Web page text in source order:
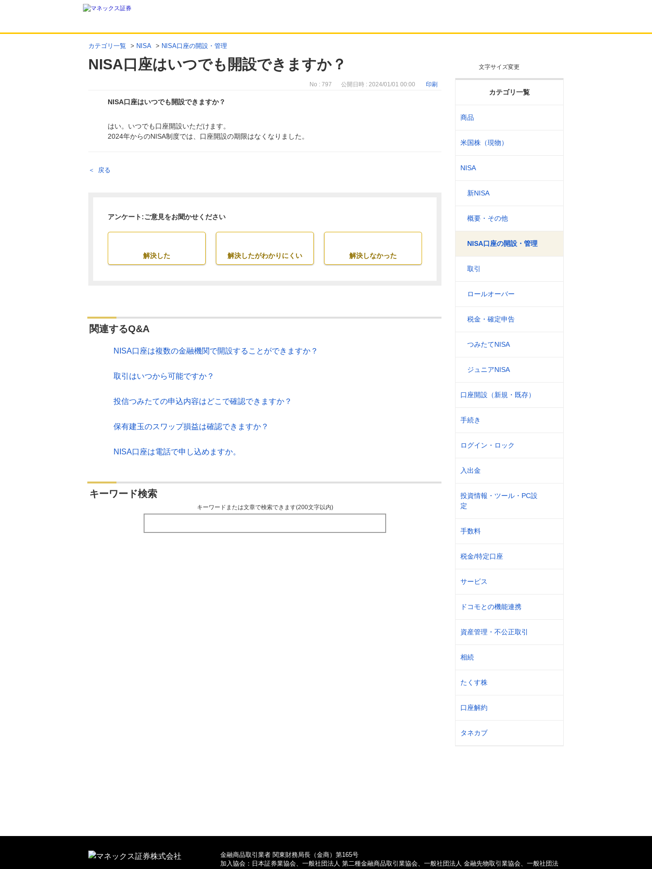
カテゴリ一覧 > NISA > NISA口座の開設・管理
NISA口座はいつでも開設できますか？ 文字サイズ変更
カテゴリ一覧
商品
米国株（現物）
NISA
新NISA
概要・その他
NISA口座の開設・管理
取引
ロールオーバー
税金・確定申告
つみたてNISA
ジュニアNISA
口座開設（新規・既存）
手続き
ログイン・ロック
入出金
投資情報・ツール・PC設
定
手数料
税金/特定口座
サービス
ドコモとの機能連携
資産管理・不公正取引
相続
たくす株
口座解約
タネカブ
No : 797 公開日時 : 2024/01/01 00:00 印刷
NISA口座はいつでも開設できますか？
回答
はい。いつでも口座開設いただけます。
2024年からのNISA制度では、口座開設の期限はなくなりました。
戻る
アンケート:ご意見をお聞かせください
解決した 解決したがわかりにくい 解決しなかった
関連するQ&A
NISA口座は複数の金融機関で開設することができますか？
取引はいつから可能ですか？
投信つみたての申込内容はどこで確認できますか？
保有建玉のスワップ損益は確認できますか？
NISA口座は電話で申し込めますか。
キーワード検索
キーワードまたは文章で検索できます(200文字以内)
金融商品取引業者 関東財務局長（金商）第165号
加入協会：日本証券業協会、一般社団法人 第二種金融商品取引業協会、一般社団法人 金融先物取引業協会、一般社団法